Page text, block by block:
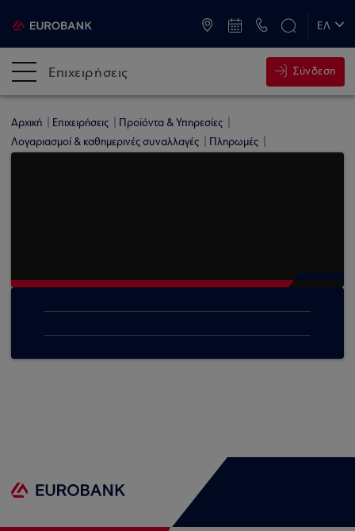
ΕΛ
Επιχειρήσεις Σύνδεση
Αρχική Επιχειρήσεις
Προϊόντα & Υπηρεσίες
Λογαριασμοί & καθημερινές συναλλαγές
Πληρωμές